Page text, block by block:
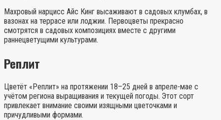
Махровый нарцисс Айс Кинг высаживают в садовых клумбах, в
вазонах на террасе или лоджии. Первоцветы прекрасно
смотрятся в садовых композициях вместе с другими
раннецветущими культурами.
Реплит
Цветёт «Реплит» на протяжении 18–25 дней в апреле-мае с
учётом региона выращивания и текущей погоды. Этот сорт
привлекает внимание своими изящными цветочками и
причудливыми формами.